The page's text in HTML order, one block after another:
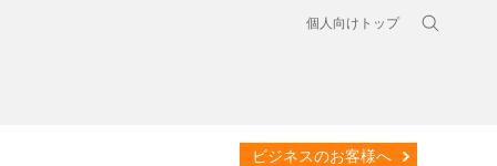
個人向けトップ
ビジネスのお客様へ